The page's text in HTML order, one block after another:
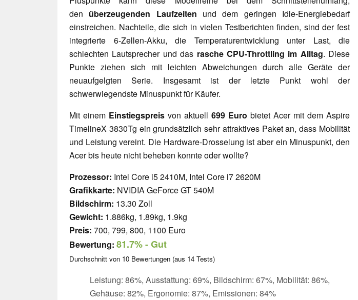
den überzeugenden Laufzeiten und dem geringen Idle-Energiebedarf
einstreichen. Nachteile, die sich in vielen Testberichten finden, sind der fest
integrierte 6-Zellen-Akku, die Temperaturentwicklung unter Last, die
schlechten Lautsprecher und das rasche CPU-Throttling im Alltag. Diese
Punkte ziehen sich mit leichten Abweichungen durch alle Geräte der
neuaufgelgten Serie. Insgesamt ist der letzte Punkt wohl der
schwerwiegendste Minuspunkt für Käufer.
Mit einem Einstiegspreis von aktuell 699 Euro bietet Acer mit dem Aspire
TimelineX 3830Tg ein grundsätzlich sehr attraktives Paket an, dass Mobilität
und Leistung vereint. Die Hardware-Drosselung ist aber ein Minuspunkt, den
Acer bis heute nicht beheben konnte oder wollte?
Prozessor: Intel Core i5 2410M, Intel Core i7 2620M
Grafikkarte: NVIDIA GeForce GT 540M
Bildschirm: 13.30 Zoll
Gewicht: 1.886kg, 1.89kg, 1.9kg
Preis: 700, 799, 800, 1100 Euro
Bewertung: 81.7%- Gut
Durchschnitt von 10 Bewertungen (aus 14 Tests)
Leistung: 86%, Ausstattung: 69%, Bildschirm: 67%, Mobilität: 86%,
Gehäuse: 82%, Ergonomie: 87%, Emissionen: 84%